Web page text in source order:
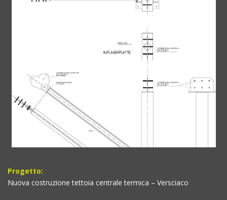
Progetto:
Nuova costruzione tettoia centrale termica – Versciaco